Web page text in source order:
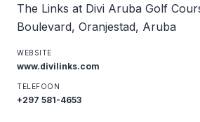
The Links at Divi Aruba Golf
Boulevard, Oranjestad, Aruba
WEBSITE
www.divilinks.com
TELEFOON
+297 581-4653